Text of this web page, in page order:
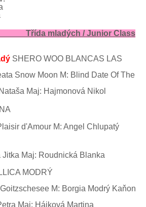
Třída mladých / Junior Class
SHERO WOO BLANCAS LAS
Snow Moon M: Blind Date Of The
Maj: Hajmonová Nikol
d'Amour M: AngelChlupatý
Maj: Roudnická Blanka
MODRÝ
M: Borgia Modrý Kaňon
Maj: Hájková Martina